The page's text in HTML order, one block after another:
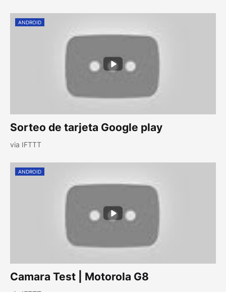
ANDROID
Sorteo de tarjeta Google play
via IFTTT
ANDROID
Camara Test | Motorola G8